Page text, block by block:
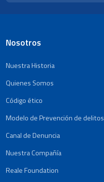
Nosotros
Nuestra Historia
Quienes Somos
Código ético
Modelo de Prevención de delitos
Canal de Denuncia
Nuestra Compañía
Reale Foundation